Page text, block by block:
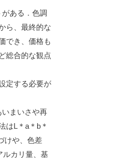
ある．色調
ら、最終的な
でき、価格も
総合的な観点
定する必要が
まいさや再
はL＊a＊b＊
けや、色差
ルカリ量、基